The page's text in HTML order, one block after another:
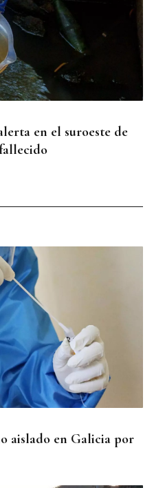
en el suroeste de
Elena Ribao en
personalizados para
aislado en Galicia por